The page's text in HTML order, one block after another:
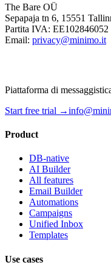
The Bare OÜ
Sepapaja tn 6, 15551
Partita IVA: EE102846052
Email: privacy@minimo.it
Piattaforma di
Start free trial →
Product
DB-native
AI Builder
All features
Email Builder
Automations
Campaigns
Unified Inbox
Templates
Use cases